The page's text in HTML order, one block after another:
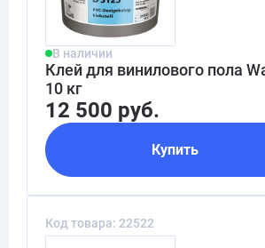
В наличии
Клей для винилового пола
10 кг
12 500 руб.
Купить
Код товара: 22522